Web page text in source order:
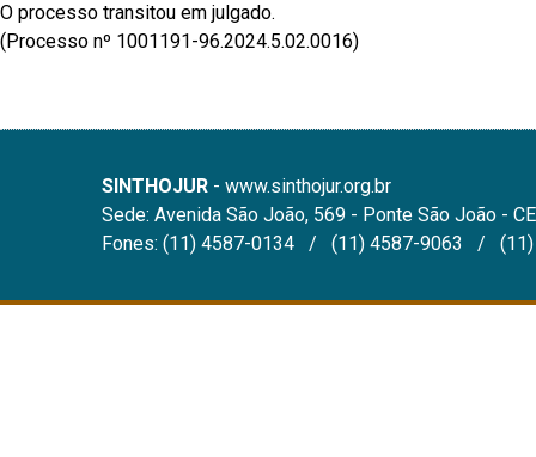
O processo transitou em julgado.
(Processo nº 1001191-96.2024.5.02.0016)
SINTHOJUR - www.sinthojur.org.br
Sede: Avenida São João, 569 - Ponte São João -
Fones: (11) 4587-0134 / (11) 4587-9063 /